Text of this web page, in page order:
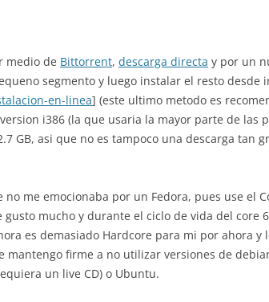
medio de Bittorrent, descarga directa y por un
segmento y luego instalar el resto desde
en-linea] (este ultimo metodo es
i386 (la que usaria la mayor parte de las
GB, asi que no es tampoco una descarga tan
me emocionaba por un Fedora, pues use el
gusto mucho y durante el ciclo de vida del core
es demasiado Hardcore para mi por ahora y
mantengo firme a no utilizar versiones de
un live CD) o Ubuntu.